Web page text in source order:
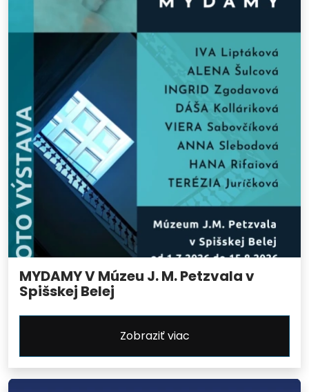
MYDAMY V Múzeu J. M. Petzvala v
Spišskej Belej
Zobraziť viac